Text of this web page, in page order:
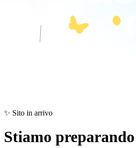
✨ Sito in arrivo
Stiamo preparando